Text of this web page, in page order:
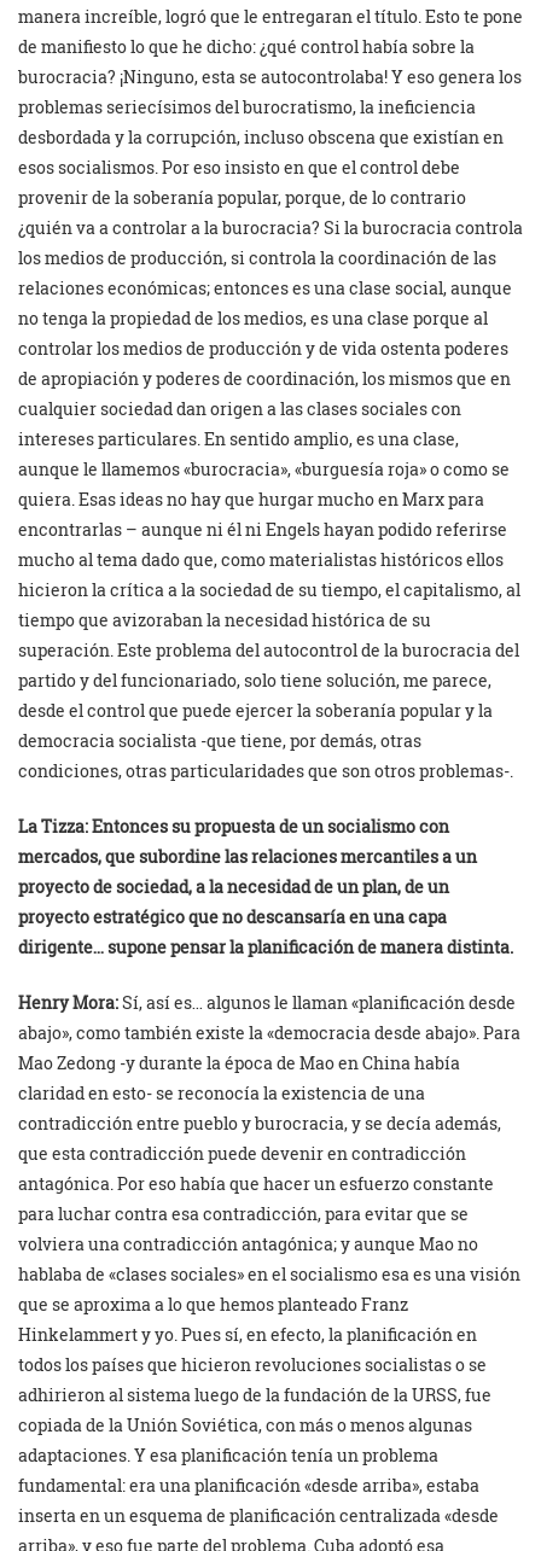
manera increíble, logró que le entregaran el título. Esto te pone
de manifiesto lo que he dicho: ¿qué control había sobre la
burocracia? ¡Ninguno, esta se autocontrolaba! Y eso genera los
problemas seriecísimos del burocratismo, la ineficiencia
desbordada y la corrupción, incluso obscena que existían en
esos socialismos. Por eso insisto en que el control debe
provenir de la soberanía popular, porque, de lo contrario
¿quién va a controlar a la burocracia? Si la burocracia controla
los medios de producción, si controla la coordinación de las
relaciones económicas; entonces es una clase social, aunque
no tenga la propiedad de los medios, es una clase porque al
controlar los medios de producción y de vida ostenta poderes
de apropiación y poderes de coordinación, los mismos que en
cualquier sociedad dan origen a las clases sociales con
intereses particulares. En sentido amplio, es una clase,
aunque le llamemos «burocracia», «burguesía roja» o como se
quiera. Esas ideas no hay que hurgar mucho en Marx para
encontrarlas – aunque ni él ni Engels hayan podido referirse
mucho al tema dado que, como materialistas históricos ellos
hicieron la crítica a la sociedad de su tiempo, el capitalismo, al
tiempo que avizoraban la necesidad histórica de su
superación. Este problema del autocontrol de la burocracia del
partido y del funcionariado, solo tiene solución, me parece,
desde el control que puede ejercer la soberanía popular y la
democracia socialista -que tiene, por demás, otras
condiciones, otras particularidades que son otros problemas-.
La Tizza:Entonces su propuesta de un socialismo con
mercados, que subordine las relaciones mercantiles a un
proyecto de sociedad, a la necesidad de un plan, de un
proyecto estratégico que no descansaría en una capa
dirigente… supone pensar la planificación de manera distinta.
Henry Mora:Sí, así es… algunos le llaman «planificación desde
abajo», como también existe la «democracia desde abajo». Para
Mao Zedong -y durante la época de Mao en China había
claridad en esto- se reconocía la existencia de una
contradicción entre pueblo y burocracia, y se decía además,
que esta contradicción puede devenir en contradicción
antagónica. Por eso había que hacer un esfuerzo constante
para luchar contra esa contradicción, para evitar que se
volviera una contradicción antagónica; y aunque Mao no
hablaba de «clases sociales» en el socialismo esa es una visión
que se aproxima a lo que hemos planteado Franz
Hinkelammert y yo. Pues sí, en efecto, la planificación en
todos los países que hicieron revoluciones socialistas o se
adhirieron al sistema luego de la fundación de la URSS, fue
copiada de la Unión Soviética, con más o menos algunas
adaptaciones. Y esa planificación tenía un problema
fundamental: era una planificación «desde arriba», estaba
inserta en un esquema de planificación centralizada «desde
arriba», y eso fue parte del problema. Cuba adoptó esa